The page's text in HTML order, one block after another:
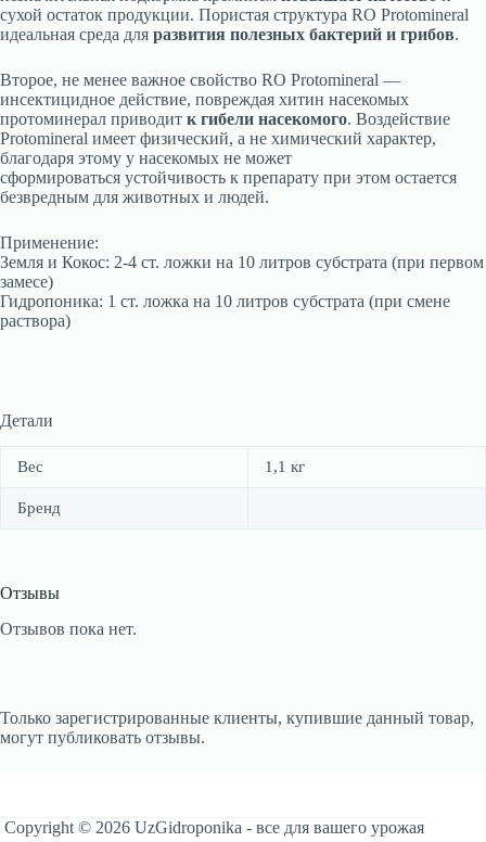
сухой остаток продукции. Пористая структура RO Protominerаl
идеальная среда для развития полезных бактерий и грибов.
Второе, не менее важное свойство RO Protominerаl —
инсектицидное действие, повреждая хитин насекомых
протоминерал приводит к гибели насекомого. Воздействие
Protominerаl имеет физический, а не химический характер,
благодаря этому у насекомых не может
сформироваться устойчивость к препарату при этом остается
безвредным для животных и людей.
Применение:
Земля и Кокос: 2-4 ст. ложки на 10 литров субстрата (при первом
замесе)
Гидропоника: 1 ст. ложка на 10 литров субстрата (при смене
раствора)
Детали
Вес 1,1 кг
Бренд
Отзывы
Отзывов пока нет.
Только зарегистрированные клиенты, купившие данный товар,
могут публиковать отзывы.
Copyright © 2026 UzGidroponika - все для вашего урожая